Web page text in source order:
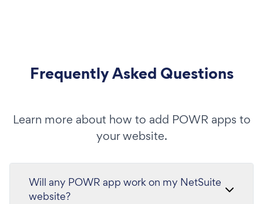
Frequently Asked Questions
Learn more about how to add POWR apps to
your website.
Will any POWR app work on my NetSuite
website?